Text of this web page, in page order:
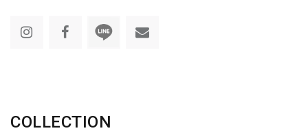
COLLECTION